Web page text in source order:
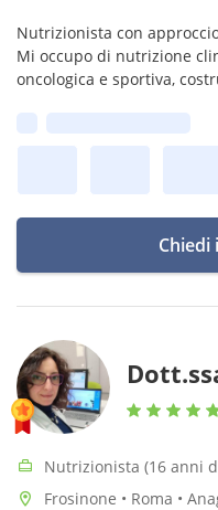
Nutrizionista con
Mi occupo di nutrizione
oncologica e sportiva,
Nutrizionista (16 anni
Frosinone • Roma •